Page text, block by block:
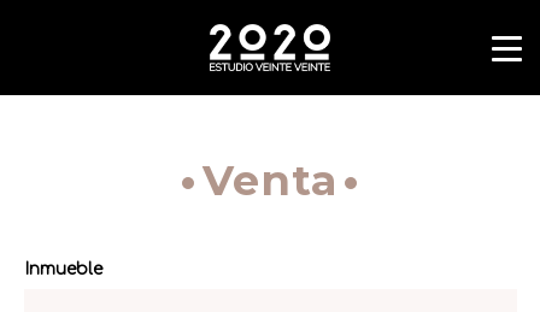
Venta
Inmueble